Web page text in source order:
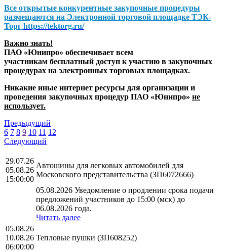
Все открытые конкурентные закупочные процедуры
размещаются на Электронной торговой площадке ТЭК-
Торг https://tektorg.ru/
Важно знать!
ПАО «Юнипро» обеспечивает всем
участникам бесплатный доступ к участию в закупочных
процедурах на электронных торговых площадках.
Никакие иные интернет ресурсы для организации и
проведения закупочных процедур ПАО «Юнипро» не
использует.
Предыдущий
6 7 8 9 10 11 12
Следующий
29.07.26
05.08.26
15:00:00
Автошины для легковых автомобилей для
Московского представительства (ЗП6072666)
05.08.2026 Уведомление о продлении срока подачи
предложений участников до 15:00 (мск) до
06.08.2026 года.
Читать далее
05.08.26
10.08.26
06:00:00
Тепловые пушки (ЗП608252)